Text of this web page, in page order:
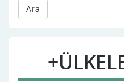
Ara